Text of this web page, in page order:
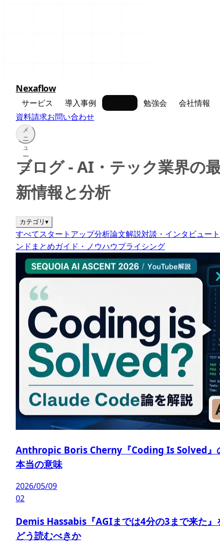
Nexaflow
サービス 導入事例 勉強会
会社情報
資料請求お問い合わせ
メ
ニ
ュ
ー
ブログ - AI・テック業界の
新情報と分析
カテゴリ ▾
すべてスタートアップ分析論文解説対談・インタビュー
ンドまとめガイド・ノウハウプライシング
Anthropic Boris Cherny『Coding Is Solved』
本当の意味
2026/05/09
02
Demis Hassabis『AGIまでは4分の3まで来た』
どう読むべきか